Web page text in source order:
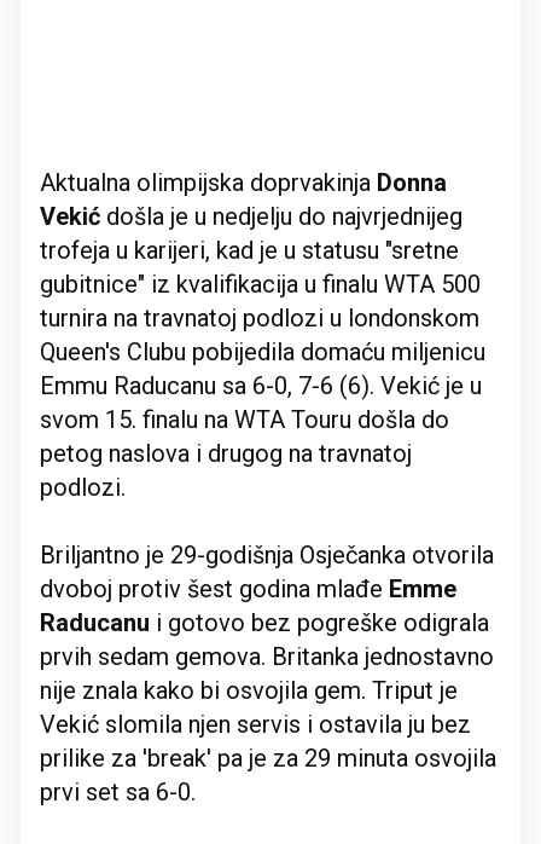
Aktualna olimpijska doprvakinja Donna
Vekić došla je u nedjelju do najvrjednijeg
trofeja u karijeri, kad je u statusu "sretne
gubitnice" iz kvalifikacija u finalu WTA 500
turnira na travnatoj podlozi u londonskom
Queen's Clubu pobijedila domaću miljenicu
Emmu Raducanu sa 6-0, 7-6 (6). Vekić je u
svom 15. finalu na WTA Touru došla do
petog naslova i drugog na travnatoj
podlozi.
Briljantno je 29-godišnja Osječanka otvorila
dvoboj protiv šest godina mlađe Emme
Raducanu i gotovo bez pogreške odigrala
prvih sedam gemova. Britanka jednostavno
nije znala kako bi osvojila gem. Triput je
Vekić slomila njen servis i ostavila ju bez
prilike za 'break' pa je za 29 minuta osvojila
prvi set sa 6-0.